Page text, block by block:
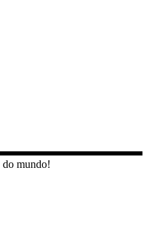
do mundo!